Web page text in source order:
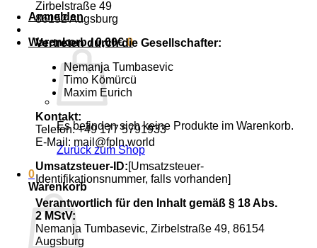
Anmelden
Warenkorb /0,00€ 0
Es befinden sich keine Produkte im Warenkorb.
Zurück zum Shop
0
Warenkorb
Zirbelstraße 49
86152 Augsburg
Vertreten durch die Gesellschafter:
Nemanja Tumbasevic
Timo Kömürcü
Maxim Eurich
Kontakt:
Telefon: +49 177 5791933
E-Mail: mail@fpln.world
Umsatzsteuer-ID:[Umsatzsteuer-
Identifikationsnummer, falls vorhanden]
Verantwortlich für den Inhalt gemäß § 18 Abs.
2 MStV:
Nemanja Tumbasevic, Zirbelstraße 49, 86154
Augsburg